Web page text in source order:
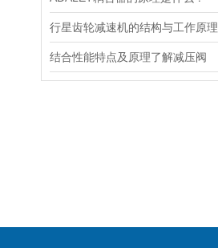
行星齿轮减速机的结构与工作原理
结合性能特点及原理了解减压阀